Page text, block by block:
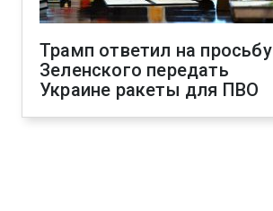
Трамп ответил на просьбу
Зеленского передать
Украине ракеты для ПВО